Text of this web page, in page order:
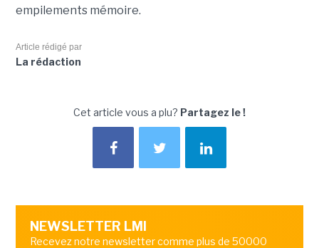
empilements mémoire.
Article rédigé par
La rédaction
Cet article vous a plu? Partagez le !
NEWSLETTER LMI
Recevez notre newsletter comme plus de 50000